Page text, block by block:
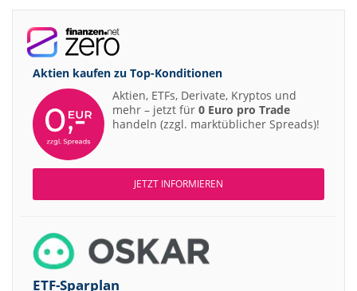
Aktien kaufen zu Top-Konditionen
Aktien, ETFs, Derivate, Kryptos und
mehr – jetzt für 0 Euro pro Trade
handeln (zzgl. marktüblicher Spreads)!
JETZT INFORMIEREN
ETF-Sparplan